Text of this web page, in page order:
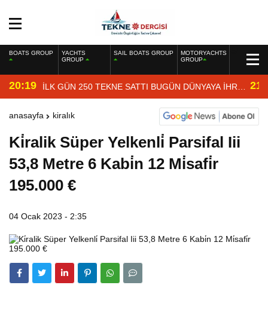
BOATS GROUP
YACHTS
GROUP
SAIL BOATS GROUP
MOTORYACHTS
GROUP
20:19 İLK GÜN 250 TEKNE SATTI BUGÜN DÜNYAYA İHRAÇ
EDİYOR
anasayfa kiralık
Ki̇ralik Süper Yelkenli̇ Parsifal Iii
53,8 Metre 6 Kabi̇n 12 Mi̇safi̇r
195.000 €
04 Ocak 2023 - 2:35